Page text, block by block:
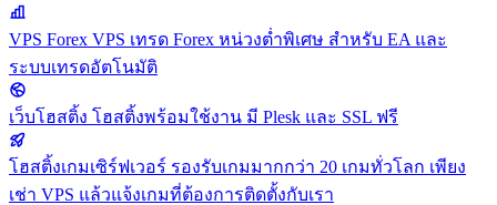
VPS Forex VPS เทรด Forex หน่วงต่ำพิเศษ สำหรับ EA และ
ระบบเทรดอัตโนมัติ
เว็บโฮสติ้ง โฮสติ้งพร้อมใช้งาน มี Plesk และ SSL ฟรี
โฮสติ้งเกมเซิร์ฟเวอร์ รองรับเกมมากกว่า 20 เกมทั่วโลก เพียง
เช่า VPS แล้วแจ้งเกมที่ต้องการติดตั้งกับเรา